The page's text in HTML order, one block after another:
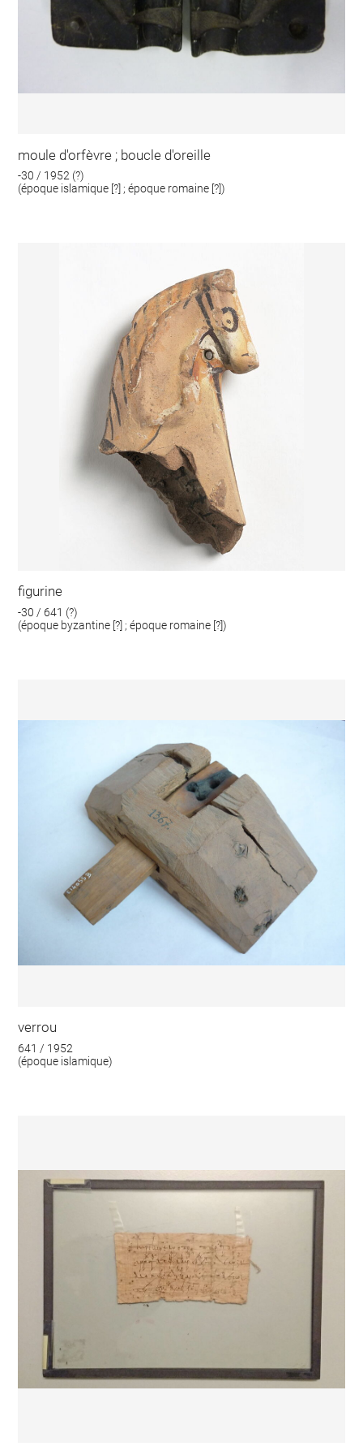
moule d'orfèvre ; boucle d'oreille
-30 / 1952 (?)
(époque islamique [?] ; époque romaine [?])
figurine
-30 / 641 (?)
(époque byzantine [?] ; époque romaine [?])
verrou
641 / 1952
(époque islamique)